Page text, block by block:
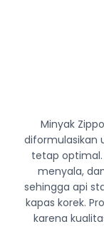
Minyak
diformulasikan
tetap optimal.
menyala,
sehingga api
kapas korek.
karena